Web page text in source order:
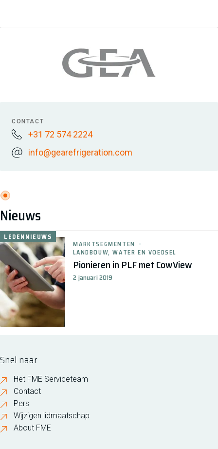
CONTACT
+31 72 574 2224
info@gearefrigeration.com
Nieuws
Pionieren in PLF met CowView
2 januari 2019
MARKTSEGMENTEN
LANDBOUW, WATER EN VOEDSEL
LEDENNIEUWS
Snel naar
Het FME Serviceteam
Contact
Pers
Wijzigen lidmaatschap
About FME